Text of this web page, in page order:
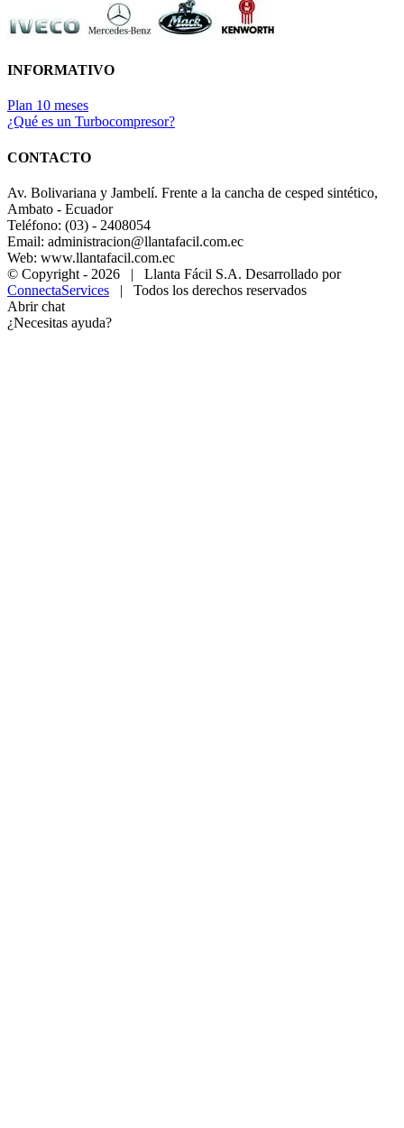
INFORMATIVO
Plan 10 meses
¿Qué es un Turbocompresor?
CONTACTO
Av. Bolivariana y Jambelí. Frente a la cancha de cesped sintético,
Ambato - Ecuador
Teléfono: (03) - 2408054
Email: administracion@llantafacil.com.ec
Web: www.llantafacil.com.ec
© Copyright - 2026 | Llanta Fácil S.A. Desarrollado por
ConnectaServices | Todos los derechos reservados
Abrir chat
¿Necesitas ayuda?